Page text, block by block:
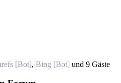
[Bot], Bing [Bot] und 9 Gäste